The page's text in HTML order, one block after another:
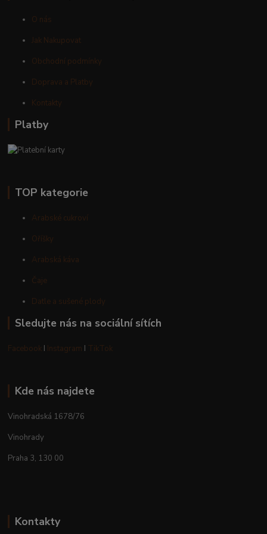
O nás
Jak Nakupovat
Obchodní podmínky
Doprava a Platby
Kontakty
Platby
TOP kategorie
Arabské cukroví
Oříšky
Arabská káva
Čaje
Datle a sušené plody
Sledujte nás na sociální sítích
Facebook I Instagram I TikTok
Kde nás najdete
Vinohradská 1678/76
Vinohrady
Praha 3, 130 00
Kontakty